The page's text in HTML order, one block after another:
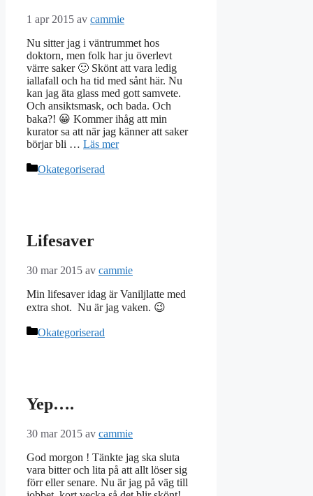
1 apr 2015 av cammie
Nu sitter jag i väntrummet hos
doktorn, men folk har ju överlevt
värre saker 🙂 Skönt att vara ledig
iallafall och ha tid med sånt här. Nu
kan jag äta glass med gott samvete.
Och ansiktsmask, och bada. Och
baka?! 😀 Kommer ihåg att min
kurator sa att när jag känner att saker
börjar bli … Läs mer
Kategorier
Okategoriserad
Lifesaver
30 mar 2015 av cammie
Min lifesaver idag är Vaniljlatte med
extra shot. Nu är jag vaken. 😉
Kategorier
Okategoriserad
Yep….
30 mar 2015 av cammie
God morgon ! Tänkte jag ska sluta
vara bitter och lita på att allt löser sig
förr eller senare. Nu är jag på väg till